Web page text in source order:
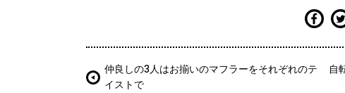
仲良しの3人はお揃いのマフラーをそれぞれのテ
イストで
自